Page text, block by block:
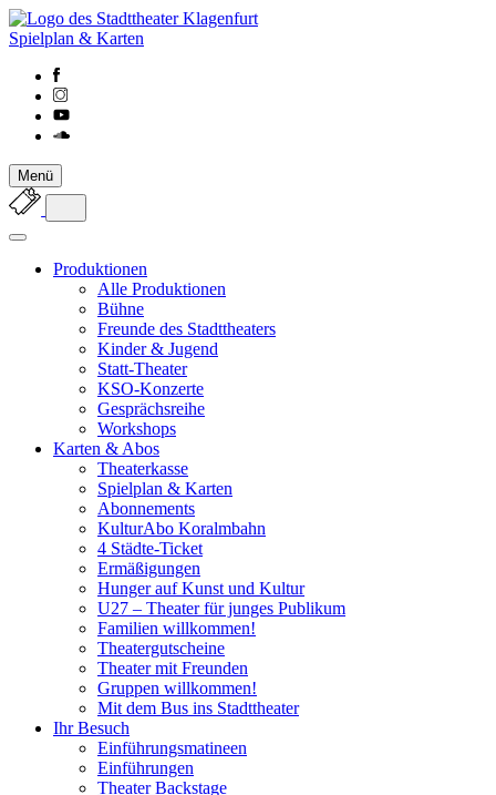
Spielplan & Karten
Menü
Produktionen
Alle Produktionen
Bühne
Freunde des Stadttheaters
Kinder & Jugend
Statt-Theater
KSO-Konzerte
Gesprächsreihe
Workshops
Karten & Abos
Theaterkasse
Spielplan & Karten
Abonnements
KulturAbo Koralmbahn
4 Städte-Ticket
Ermäßigungen
Hunger auf Kunst und Kultur
U27 – Theater für junges Publikum
Familien willkommen!
Theatergutscheine
Theater mit Freunden
Gruppen willkommen!
Mit dem Bus ins Stadttheater
Ihr Besuch
Einführungsmatineen
Einführungen
Theater Backstage